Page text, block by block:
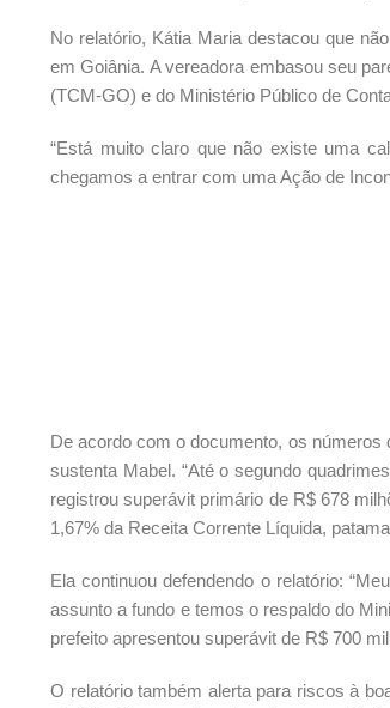
No relatório, Kátia Maria destacou que
em Goiânia. A vereadora embasou seu
(TCM-GO) e do Ministério Público de
“Está muito claro que não existe uma
chegamos a entrar com uma Ação de
De acordo com o documento, os
sustenta Mabel. “Até o segundo
registrou superávit primário de R$ 678
1,67% da Receita Corrente Líquida,
Ela continuou defendendo o relatório:
assunto a fundo e temos o respaldo do
prefeito apresentou superávit de R$ 700
O relatório também alerta para riscos à